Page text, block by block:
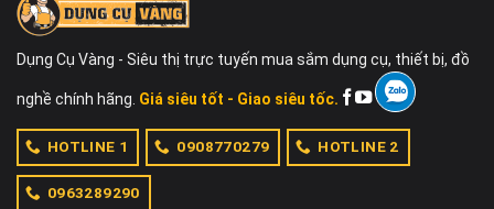
Dụng Cụ Vàng - Siêu thị trực tuyến mua sắm dụng cụ, thiết bị, đồ
nghề chính hãng. Giá siêu tốt - Giao siêu tốc.
HOTLINE 1 0908770279 HOTLINE 2
0963289290